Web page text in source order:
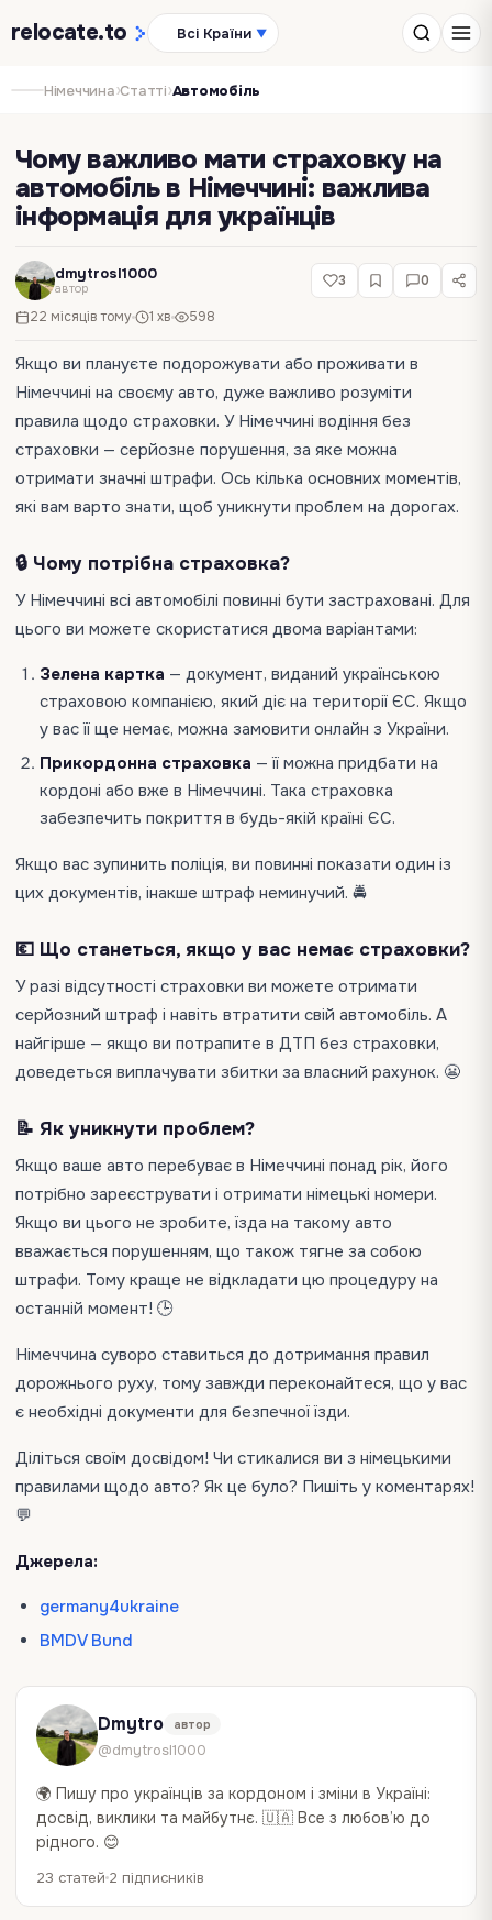
relocate.to Всі Країни ▼
Німеччина›Статті›Автомобіль
Чому важливо мати страховку на
автомобіль в Німеччині: важлива
інформація для українців
dmytrosl1000
автор
22 місяців тому 1 хв 598
3 0
Якщо ви плануєте подорожувати або проживати в
Німеччині на своєму авто, дуже важливо розуміти
правила щодо страховки. У Німеччині водіння без
страховки — серйозне порушення, за яке можна
отримати значні штрафи. Ось кілька основних моментів,
які вам варто знати, щоб уникнути проблем на дорогах.
🔒 Чому потрібна страховка?
У Німеччині всі автомобілі повинні бути застраховані. Для
цього ви можете скористатися двома варіантами:
Зелена картка — документ, виданий українською
страховою компанією, який діє на території ЄС. Якщо
у вас її ще немає, можна замовити онлайн з України.
Прикордонна страховка — її можна придбати на
кордоні або вже в Німеччині. Така страховка
забезпечить покриття в будь-якій країні ЄС.
Якщо вас зупинить поліція, ви повинні показати один із
цих документів, інакше штраф неминучий. 🚔
💶 Що станеться, якщо у вас немає страховки?
У разі відсутності страховки ви можете отримати
серйозний штраф і навіть втратити свій автомобіль. А
найгірше — якщо ви потрапите в ДТП без страховки,
доведеться виплачувати збитки за власний рахунок. 😬
📝 Як уникнути проблем?
Якщо ваше авто перебуває в Німеччині понад рік, його
потрібно зареєструвати і отримати німецькі номери.
Якщо ви цього не зробите, їзда на такому авто
вважається порушенням, що також тягне за собою
штрафи. Тому краще не відкладати цю процедуру на
останній момент! 🕒
Німеччина суворо ставиться до дотримання правил
дорожнього руху, тому завжди переконайтеся, що у вас
є необхідні документи для безпечної їзди.
Діліться своїм досвідом! Чи стикалися ви з німецькими
правилами щодо авто? Як це було? Пишіть у коментарях!
💬
Джерела:
germany4ukraine
BMDV Bund
Dmytro автор
@dmytrosl1000
🌍 Пишу про українців за кордоном і зміни в Україні:
досвід, виклики та майбутнє. 🇺🇦 Все з любов’ю до
рідного. 😊
23 статей 2 підписників